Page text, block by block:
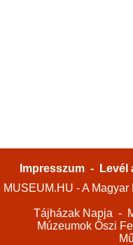
Impresszum -
Levél
MUSEUM.HU - A
Tájházak Napja -
Múzeumok Őszi